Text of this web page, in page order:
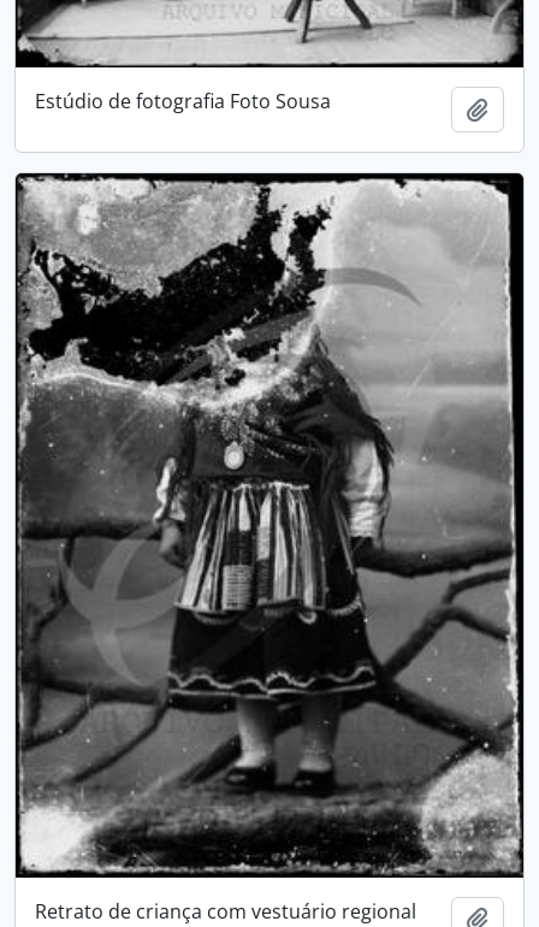
Estúdio de fotografia Foto Sousa
Retrato de criança com vestuário regional